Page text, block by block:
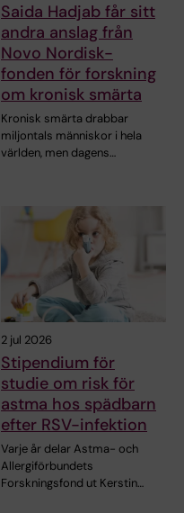
Saida Hadjab får sitt
andra anslag från
Novo Nordisk-
fonden för forskning
om kronisk smärta
Kronisk smärta drabbar
miljontals människor i hela
världen, men dagens…
2 jul 2026
Stipendium för
studie om risk för
astma hos spädbarn
efter RSV-infektion
Varje år delar Astma- och
Allergiförbundets
Forskningsfond ut Kerstin…